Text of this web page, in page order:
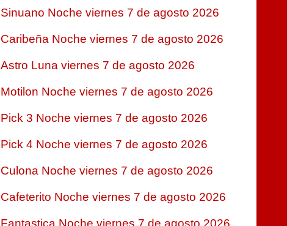
Sinuano Noche viernes 7 de agosto 2026
Caribeña Noche viernes 7 de agosto 2026
Astro Luna viernes 7 de agosto 2026
Motilon Noche viernes 7 de agosto 2026
Pick 3 Noche viernes 7 de agosto 2026
Pick 4 Noche viernes 7 de agosto 2026
Culona Noche viernes 7 de agosto 2026
Cafeterito Noche viernes 7 de agosto 2026
Fantastica Noche viernes 7 de agosto 2026